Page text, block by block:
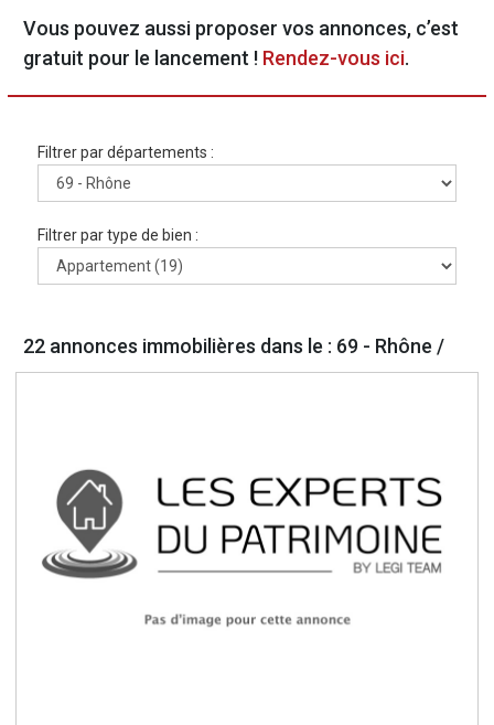
Vous pouvez aussi proposer vos annonces, c’est
gratuit pour le lancement ! Rendez-vous ici.
Filtrer par départements :
Filtrer par type de bien :
22 annonces immobilières dans le : 69 - Rhône /